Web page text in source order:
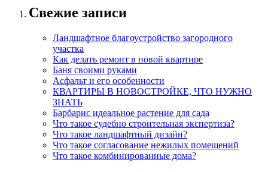
Свежие записи
Ландшафтное благоустройство загородного
участка
Как делать ремонт в новой квартире
Баня своими руками
Асфальт и его особенности
КВАРТИРЫ В НОВОСТРОЙКЕ, ЧТО НУЖНО
ЗНАТЬ
Барбарис идеальное растение для сада
Что такое судебно строительная экспертиза?
Что такое ландшафтный дизайн?
Что такое согласование нежилых помещений
Что такое комбинированные дома?